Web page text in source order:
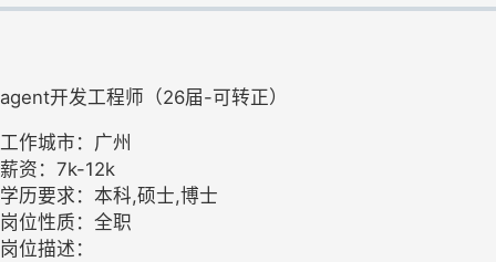
agent开发工程师（26届-可转正）
工作城市：广州
薪资：7k-12k
学历要求：本科,硕士,博士
岗位性质：全职
岗位描述：